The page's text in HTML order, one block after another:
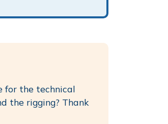
for the technical
the rigging? Thank